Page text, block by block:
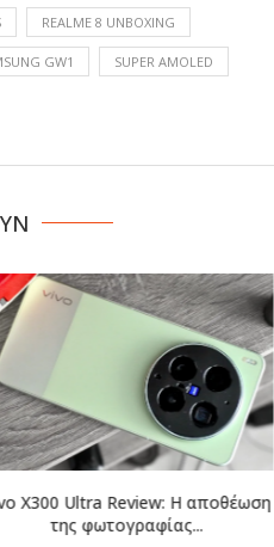
REALME 8 UNBOXING
GW1 SUPER AMOLED
Oppo Reno 16 Pro Review: Όταν οι
κορυφαίες...